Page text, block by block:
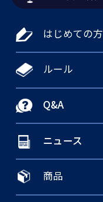
はじめての方
ルール
Q&A
ニュース
商品